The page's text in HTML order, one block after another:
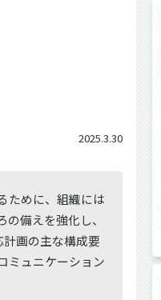
2025.3.30
ために、組織には
備えを強化し、
画の主な構成要
ミュニケーション